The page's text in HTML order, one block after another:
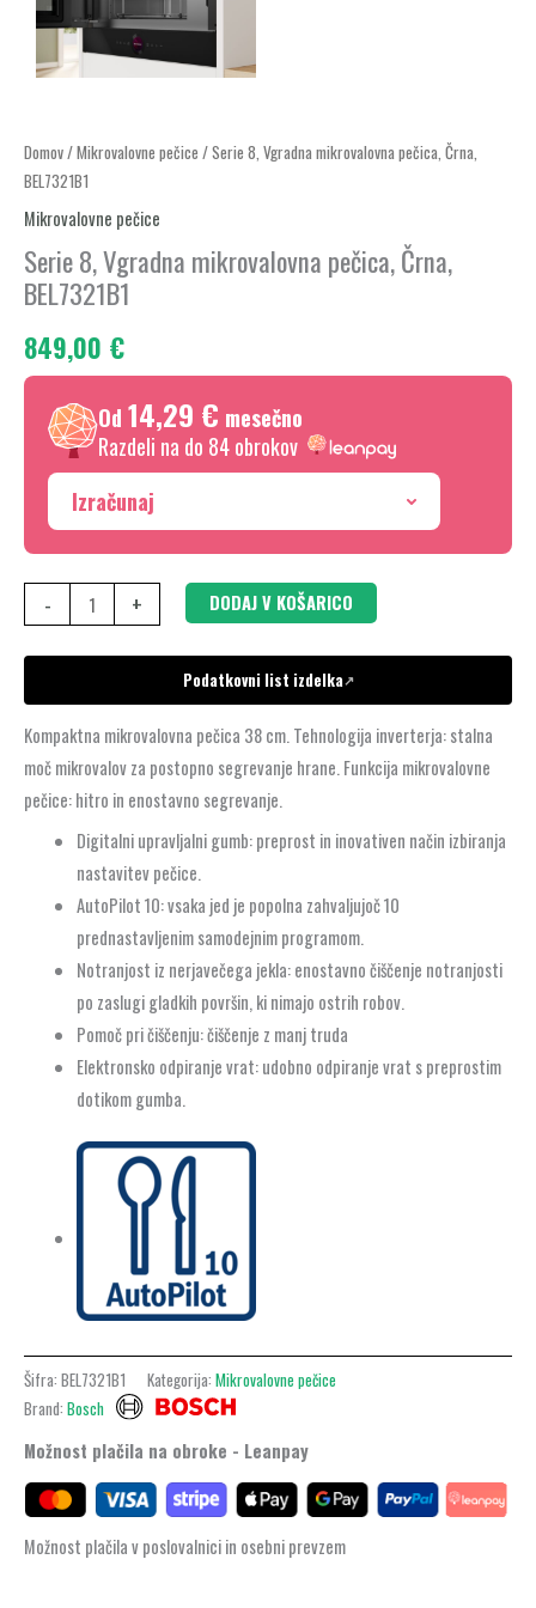
Domov/Mikrovalovne pečice / Serie 8, Vgradna mikrovalovna pečica, Črna,
BEL7321B1
Mikrovalovne pečice
Serie 8, Vgradna mikrovalovna pečica, Črna,
BEL7321B1
849,00 €
Od 14,29 € mesečno
Razdeli na do 84 obrokov
Izračunaj
-
Serie
8,
Vgradna
mikrovalovna
pečica,
Črna,
BEL7321B1
količina
+ DODAJ V KOŠARICO
Podatkovni list izdelka↗
Kompaktna mikrovalovna pečica 38 cm. Tehnologija inverterja: stalna
moč mikrovalov za postopno segrevanje hrane. Funkcija mikrovalovne
pečice: hitro in enostavno segrevanje.
Digitalni upravljalni gumb: preprost in inovativen način izbiranja
nastavitev pečice.
AutoPilot 10: vsaka jed je popolna zahvaljujoč 10
prednastavljenim samodejnim programom.
Notranjost iz nerjavečega jekla: enostavno čiščenje notranjosti
po zaslugi gladkih površin, ki nimajo ostrih robov.
Pomoč pri čiščenju: čiščenje z manj truda
Elektronsko odpiranje vrat: udobno odpiranje vrat s preprostim
dotikom gumba.
Šifra: BEL7321B1 Kategorija: Mikrovalovne pečice
Brand: Bosch
Možnost plačila na obroke - Leanpay
Možnost plačila v poslovalnici in osebni prevzem